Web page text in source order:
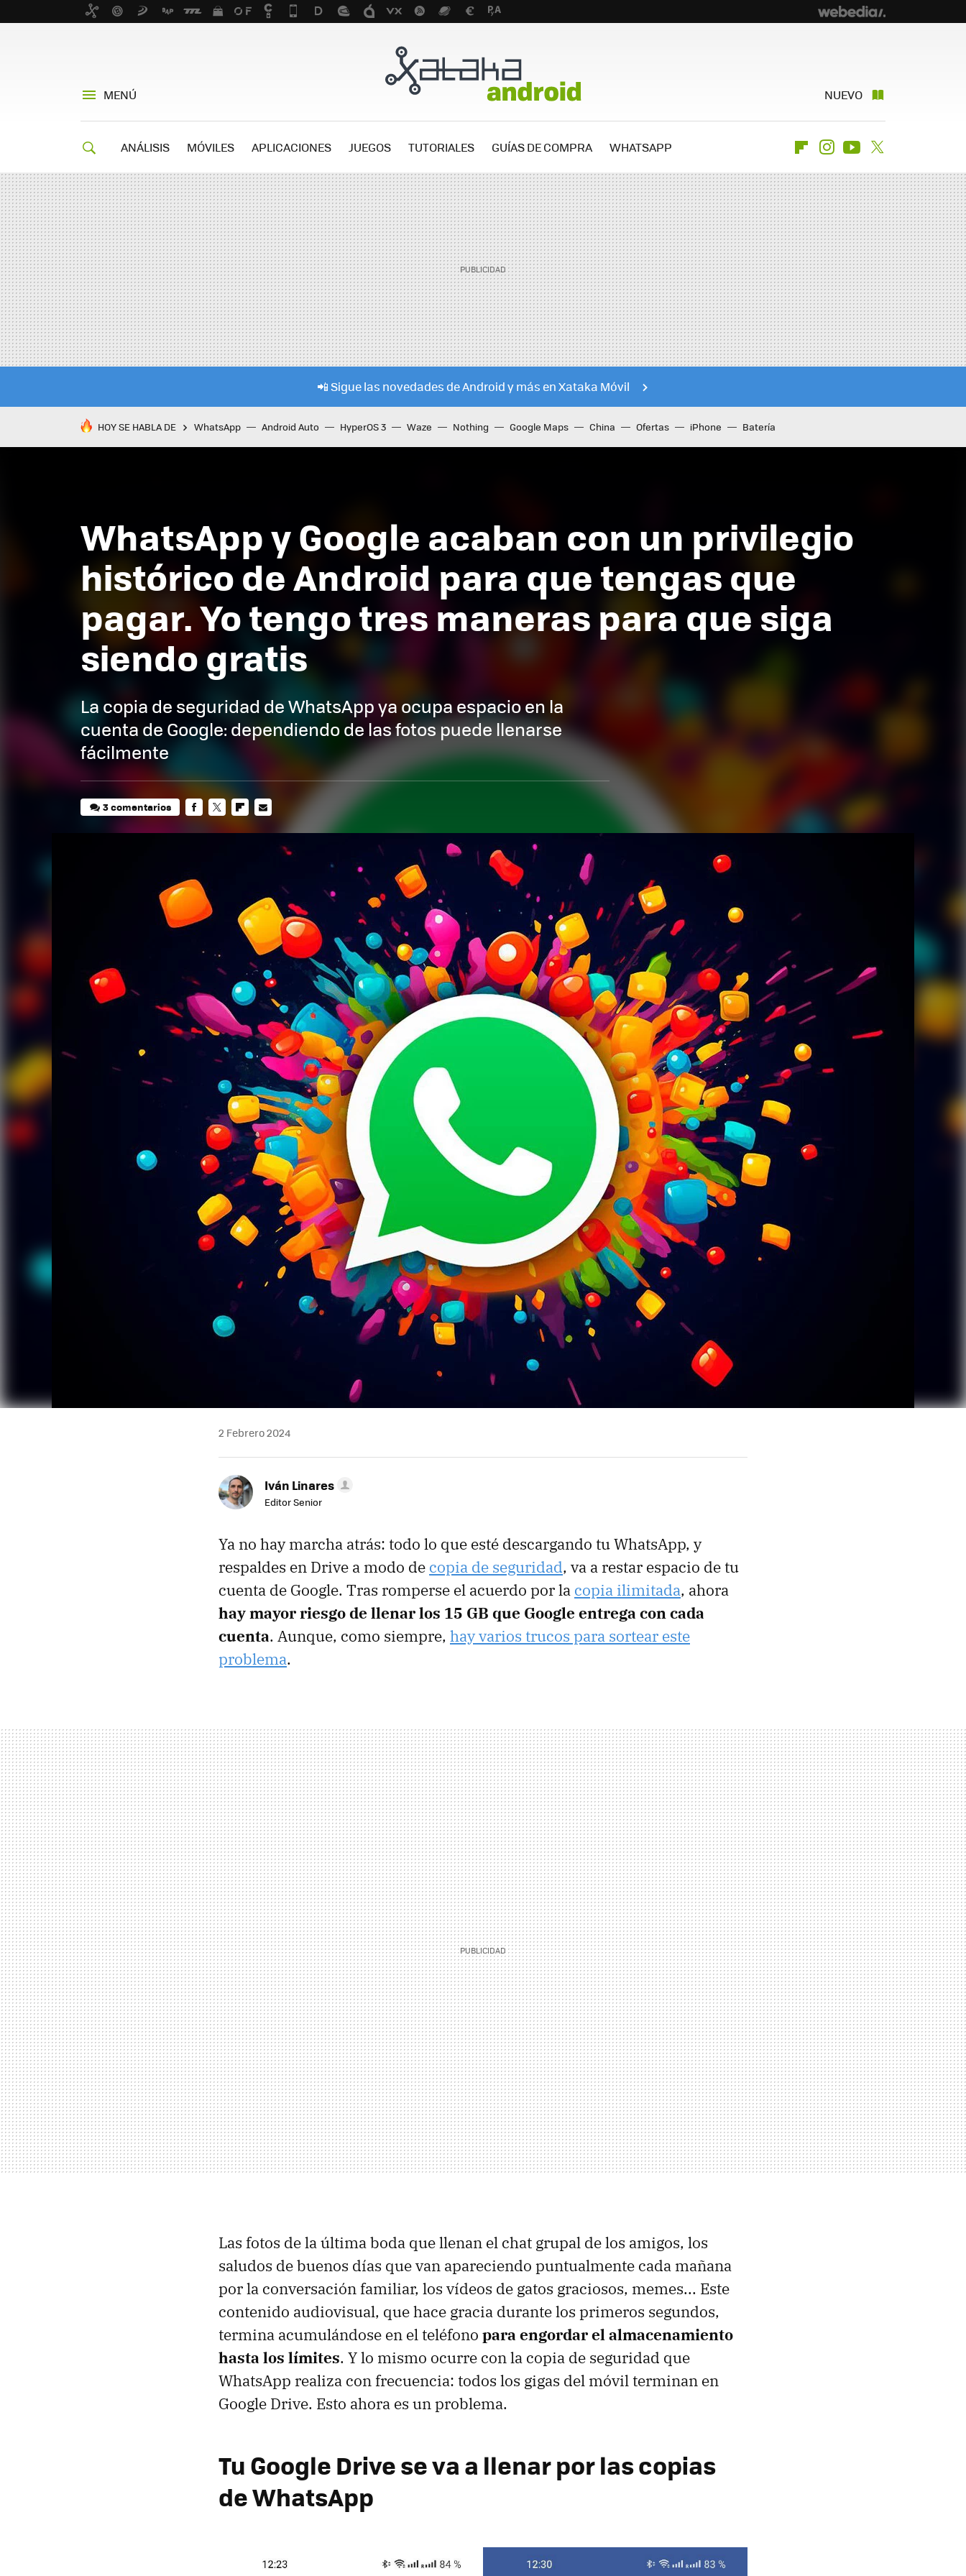
MENÚ NUEVO
ANÁLISIS MÓVILES APLICACIONES JUEGOS TUTORIALES GUÍAS DE COMPRA WHATSAPP FlipboardInstagramYoutube
📲 Sigue las novedades de Android y más en Xataka Móvil
HOY SE HABLA DE WhatsApp Android Auto HyperOS 3 Waze Nothing Google Maps China Ofertas iPhone Batería
WhatsApp y Google acaban con un privilegio
histórico de Android para que tengas que
pagar. Yo tengo tres maneras para que siga
siendo gratis
La copia de seguridad de WhatsApp ya ocupa espacio en la
cuenta de Google: dependiendo de las fotos puede llenarse
fácilmente
3 comentarios
2 Febrero 2024
Iván Linares
Editor Senior
Ya no hay marcha atrás: todo lo que esté descargando tu WhatsApp, y
respaldes en Drive a modo de copia de seguridad, va a restar espacio de tu
cuenta de Google. Tras romperse el acuerdo por la copia ilimitada, ahora
hay mayor riesgo de llenar los 15 GB que Google entrega con cada
cuenta. Aunque, como siempre, hay varios trucos para sortear este
problema.
Las fotos de la última boda que llenan el chat grupal de los amigos, los
saludos de buenos días que van apareciendo puntualmente cada mañana
por la conversación familiar, los vídeos de gatos graciosos, memes... Este
contenido audiovisual, que hace gracia durante los primeros segundos,
termina acumulándose en el teléfono para engordar el almacenamiento
hasta los límites. Y lo mismo ocurre con la copia de seguridad que
WhatsApp realiza con frecuencia: todos los gigas del móvil terminan en
Google Drive. Esto ahora es un problema.
Tu Google Drive se va a llenar por las copias
de WhatsApp